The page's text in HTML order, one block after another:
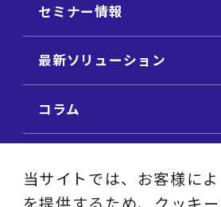
セミナー情報
最新ソリューション
コラム
当サイトでは、お客様に